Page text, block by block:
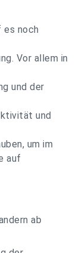
es noch
Vor allem in
und der
und
um im
auf
ab